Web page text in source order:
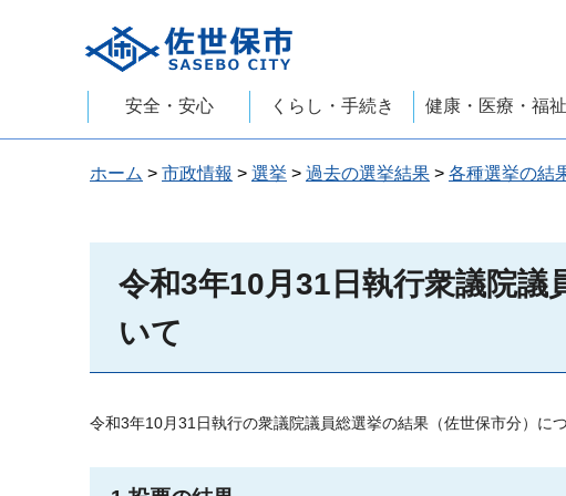
佐世保市
安全・安心 くらし・手続き 健康・医療・福祉
ホーム > 市政情報 > 選挙 > 過去の選挙結果 > 各種選挙の結
令和3年10月31日執行衆議院議
いて
令和3年10月31日執行の衆議院議員総選挙の結果（佐世保市分）に